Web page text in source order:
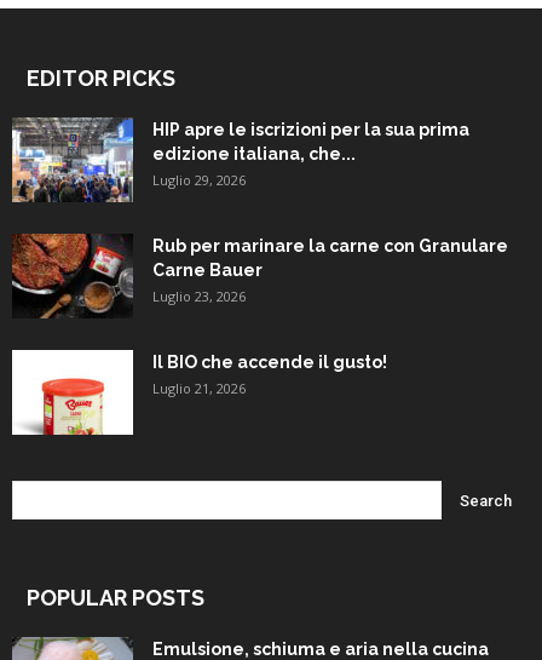
EDITOR PICKS
HIP apre le iscrizioni per la sua prima
edizione italiana, che...
Luglio 29, 2026
Rub per marinare la carne con Granulare
Carne Bauer
Luglio 23, 2026
Il BIO che accende il gusto!
Luglio 21, 2026
POPULAR POSTS
Emulsione, schiuma e aria nella cucina